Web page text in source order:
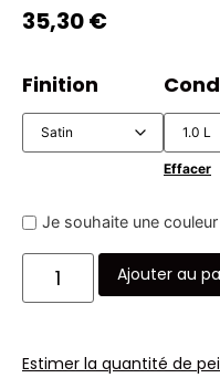
35,30 €
Finition
Effacer
Je souhaite une
Ajouter au
Estimer la quantité de